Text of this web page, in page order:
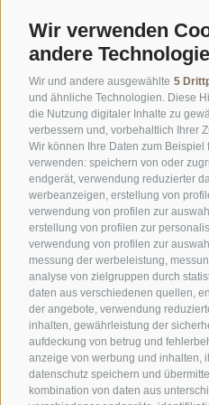
Wir verwenden
andere
Wir und andere ausgewählte 5
und ähnliche Technologien. Diese
die Nutzung digitaler Inhalte zu
verbessern und, vorbehaltlich Ihrer
Wir können Ihre Daten zum Beispiel
verwenden: speichern von oder
endgerät, verwendung reduzierter
werbeanzeigen, erstellung von
verwendung von profilen zur
erstellung von profilen zur
verwendung von profilen zur
messung der werbeleistung,
analyse von zielgruppen durch
daten aus verschiedenen quellen,
der angebote, verwendung
inhalten, gewährleistung der
aufdeckung von betrug und
anzeige von werbung und inhalten,
datenschutz speichern und
kombination von daten aus
AMT FÜR DEN
SOCIAL-MEDIA-RICHTLINIEN | IMPRESSUM
PRIVACY | Cookie Präferenzen